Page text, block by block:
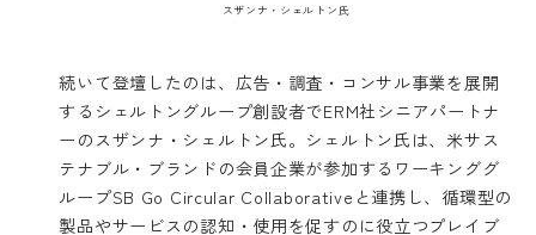
スザンナ・シェルトン氏
続いて登壇したのは、広告・調査・コンサル事業を展開
する シェルトングループ創設者でERM社シニアパートナ
ーのスザンナ・シェルトン氏。シェルトン氏は、米サス
テナブル・ブランドの会員企業が参加するワーキンググ
ループSB Go Circular Collaborative と連携し、循環型の
製品やサービスの認知・使用を促すのに役立つプレイブ